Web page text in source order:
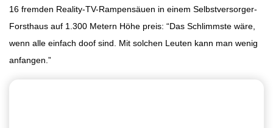
16 fremden Reality-TV-Rampensäuen in einem Selbstversorger-
Forsthaus auf 1.300 Metern Höhe preis: “Das Schlimmste wäre,
wenn alle einfach doof sind. Mit solchen Leuten kann man wenig
anfangen.”